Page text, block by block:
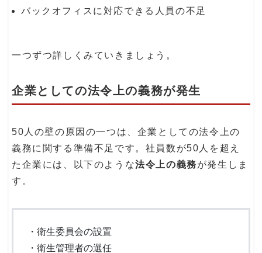
バックオフィスに対応できる人員の不足
一つずつ詳しくみていきましょう。
企業としての法令上の義務が発生
50人の壁の原因の一つは、企業としての法令上の
義務に関する準備不足です。社員数が50人を超え
た企業には、以下のような法令上の義務が発生しま
す。
・衛生委員会の設置
・衛生管理者の選任